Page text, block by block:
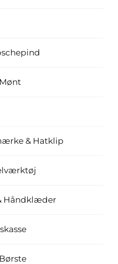
& Hatklip
Håndklæder